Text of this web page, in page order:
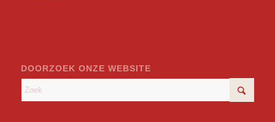
DOORZOEK ONZE WEBSITE